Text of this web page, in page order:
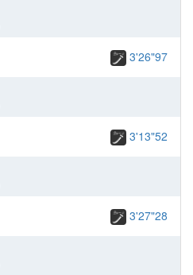
3'26"97
3'13"52
3'27"28